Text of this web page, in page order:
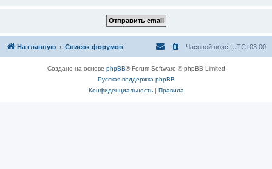
На главную Список форумов Часовой пояс: UTC+03:00
Создано на основе phpBB® Forum Software © phpBB Limited
Русская поддержка phpBB
Конфиденциальность| Правила